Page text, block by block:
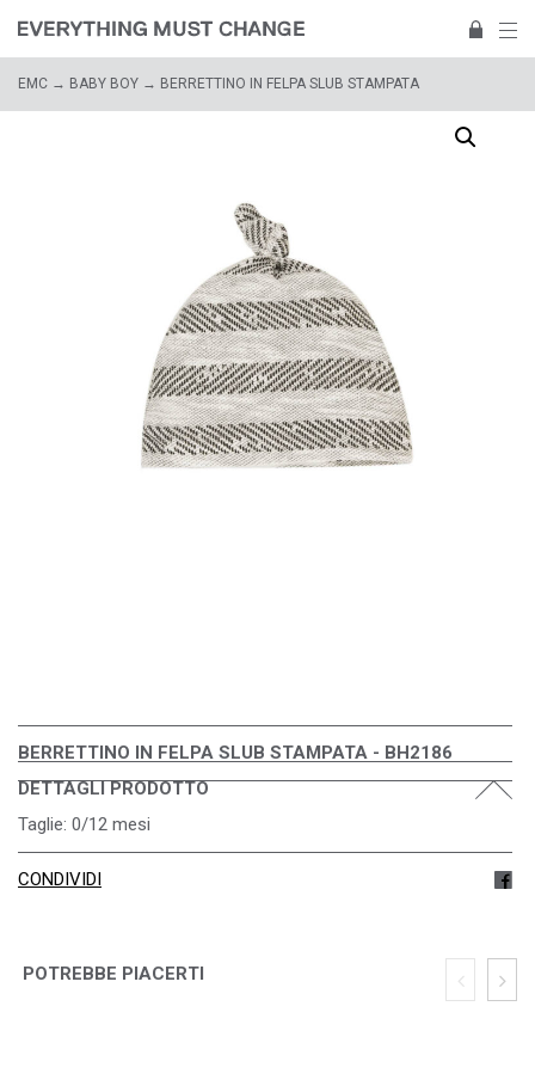
EMC → BABY BOY → BERRETTINO IN FELPA SLUB STAMPATA
BERRETTINO IN FELPA SLUB STAMPATA - BH2186
DETTAGLI PRODOTTO
Taglie: 0/12 mesi
CONDIVIDI
POTREBBE PIACERTI